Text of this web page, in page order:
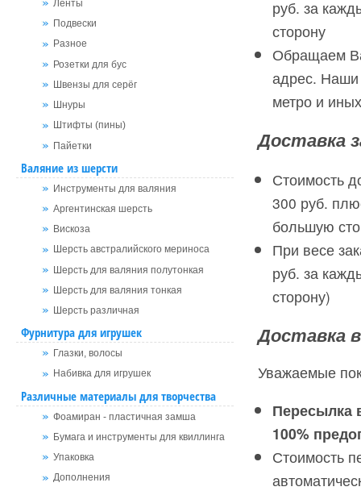
Ленты
Подвески
Разное
Розетки для бус
Швензы для серёг
Шнуры
Штифты (пины)
Пайетки
Валяние из шерсти
Инструменты для валяния
Аргентинская шерсть
Вискоза
Шерсть австралийского мериноса
Шерсть для валяния полутонкая
Шерсть для валяния тонкая
Шерсть различная
Фурнитура для игрушек
Глазки, волосы
Набивка для игрушек
Различные материалы для творчества
Фоамиран - пластичная замша
Бумага и инструменты для квиллинга
Упаковка
Дополнения
руб. за
сторону
Обращаем
адрес. Наши
метро и
Доставка
Стоимость
300 руб.
большую
При весе
руб. за
сторону)
Доставка
Уважаемые
Пересылка
100%
Стоимость